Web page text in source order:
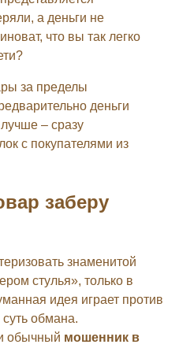
а деньги не
что вы так легко
за пределы
деньги
– сразу
с покупателями из
заберу
знаменитой
стулья», только в
идея играет против
обмана.
обычный мошенник в